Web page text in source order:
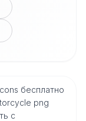
бесплатно
png
с